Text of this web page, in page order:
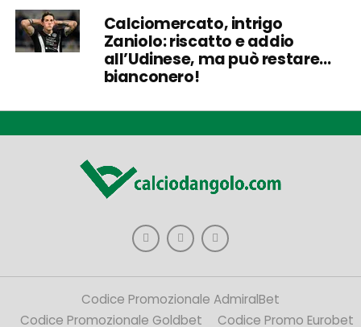
Calciomercato, intrigo
Zaniolo: riscatto e addio
all’Udinese, ma può restare…
bianconero!
Codice Promozionale AdmiralBet
Codice Promozionale Goldbet
Codice Promo Eurobet